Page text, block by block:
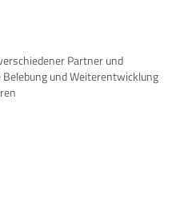
Partner und
und Weiterentwicklung